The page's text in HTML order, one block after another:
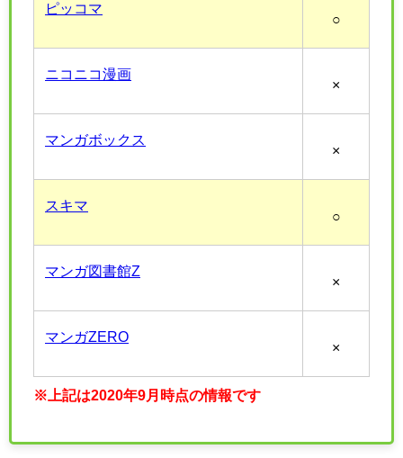
ピッコマ
○
ニコニコ漫画
×
マンガボックス
×
スキマ
○
マンガ図書館Z
×
マンガZERO
×
※上記は2020年9月時点の情報です